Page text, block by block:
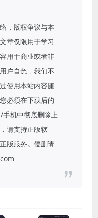
，版权争议与本
章仅限用于学习
用于商业或者非
户自负，我们不
使用本站内容随
必须在下载后的
手机中彻底删除上
请支持正版软
版服务。侵删请